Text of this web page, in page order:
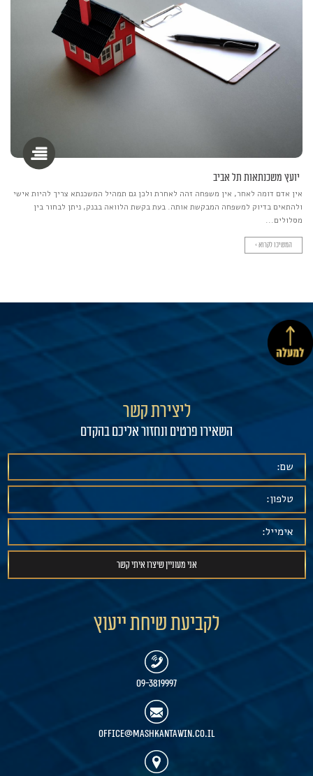
יועץ משכנתאות תל אביב
אין אדם דומה לאחר, אין משפחה זהה לאחרת ולכן גם תמהיל המשכנתא צריך להיות אישי
ולהתאים בדיוק למשפחה המבקשת אותה. בעת בקשת הלוואה בבנק, ניתן לבחור בין
מסלולים...
המשיכו לקרוא >
ליצירת קשר
השאירו פרטים ונחזור אליכם בהקדם
לקביעת שיחת ייעוץ
09-3819997
office@mashkantawin.co.il